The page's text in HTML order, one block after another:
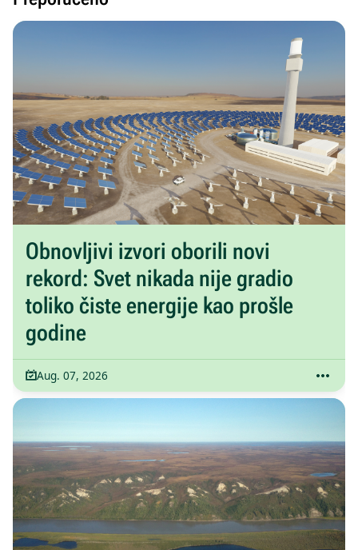
Obnovljivi izvori oborili novi
rekord: Svet nikada nije gradio
toliko čiste energije kao prošle
godine
Aug. 07, 2026